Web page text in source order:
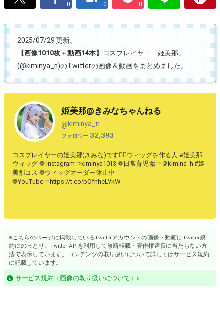
0 0 0
2025/07/29 更新。
【画像1010枚＋動画14本】
コスプレイヤー「姫美那」
(@kiminya_n)のTwitterの画像＆動画をまとめました。
姫美那@きみなちゃんねる
@kiminya_n
フォロワー 32,393
コスプレイヤーの姫美那(きみな)です♡⃛ウィッグを作る人 #姫美那
ウィッグ ❁ Instagram⇒kiminya1013 ❁日常育児垢⇒＠kimina_h #姫
美那コス ❁ウィッグオーダー休止中
❁YouTube⇒https://t.co/bOfhheLVkW
※こちらのページに掲載しているTwitterアカウントの画像・動画はTwitter規
約にのっとり、Twitter APIを利用して無断転載・著作権違反に当たらない方
法で表示しています。コンテンツの取り扱いについて詳しくはサービス規約
に記載しています。
サービス規約（画像の取り扱いについて）»